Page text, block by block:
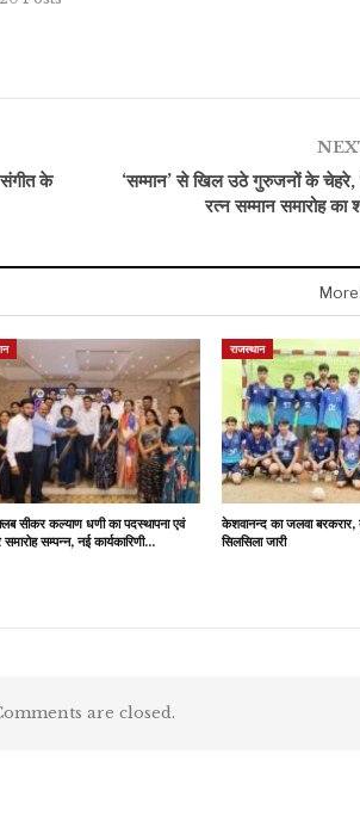
संगीत के
‘सम्मान’ से खिल उठे गुरुजनों के चेहरे,
रत्न सम्मान समारोह
सीकर कल्याण धणी का पदस्थापना एवं
समारोह सम्पन्न, नई कार्यकारिणी…
राजस्थान
केशवानन्द का जलवा बरकरार,
सिलसिला जारी
are closed.